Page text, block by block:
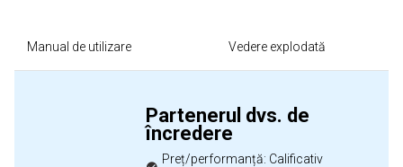
Manual de utilizare Vedere explodată
Partenerul dvs. de
încredere
Preț/performanță: Calificativ